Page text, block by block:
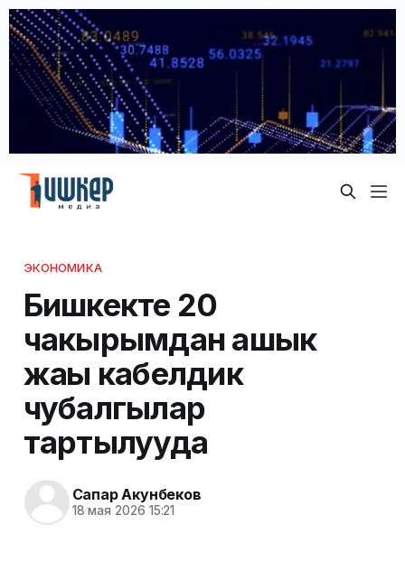
ЭКОНОМИКА
Бишкекте 20
чакырымдан ашык
жаңы кабелдик
чубалгылар
тартылууда
Сапар Акунбеков
18 мая 2026 15:21